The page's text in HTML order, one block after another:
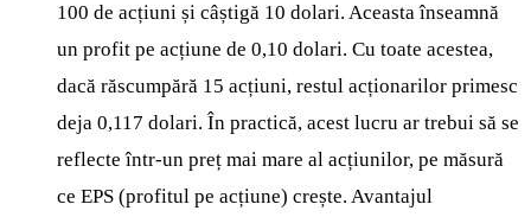
100 de acțiuni și câștigă 10 dolari. Aceasta înseamnă
un profit pe acțiune de 0,10 dolari. Cu toate acestea,
dacă răscumpără 15 acțiuni, restul acționarilor primesc
deja 0,117 dolari. În practică, acest lucru ar trebui să se
reflecte într-un preț mai mare al acțiunilor, pe măsură
ce EPS (profitul pe acțiune) crește. Avantajul